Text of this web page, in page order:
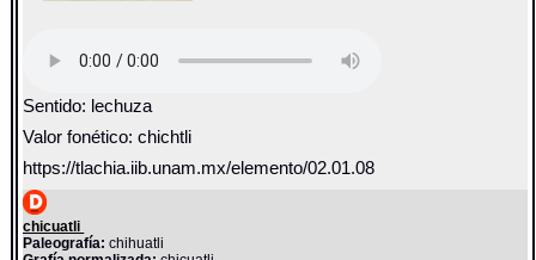
Sentido: lechuza
Valor fonético: chichtli
https://tlachia.iib.unam.mx/elemento/02.01.08
chicuatli
Paleografía: chihuatli